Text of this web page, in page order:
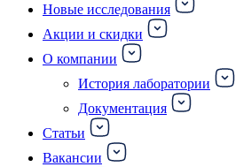
Новые исследования
Акции и скидки
О компании
История лаборатории
Документация
Статьи
Вакансии